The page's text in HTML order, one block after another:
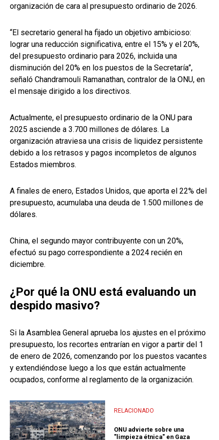
organización de cara al presupuesto ordinario de 2026.
“El secretario general ha fijado un objetivo ambicioso:
lograr una reducción significativa, entre el 15% y el 20%,
del presupuesto ordinario para 2026, incluida una
disminución del 20% en los puestos de la Secretaría”,
señaló Chandramouli Ramanathan, contralor de la ONU, en
el mensaje dirigido a los directivos.
Actualmente, el presupuesto ordinario de la ONU para
2025 asciende a 3.700 millones de dólares. La
organización atraviesa una crisis de liquidez persistente
debido a los retrasos y pagos incompletos de algunos
Estados miembros.
A finales de enero, Estados Unidos, que aporta el 22% del
presupuesto, acumulaba una deuda de 1.500 millones de
dólares.
China, el segundo mayor contribuyente con un 20%,
efectuó su pago correspondiente a 2024 recién en
diciembre.
¿Por qué la ONU está evaluando un
despido masivo?
Si la Asamblea General aprueba los ajustes en el próximo
presupuesto, los recortes entrarían en vigor a partir del 1
de enero de 2026, comenzando por los puestos vacantes
y extendiéndose luego a los que están actualmente
ocupados, conforme al reglamento de la organización.
RELACIONADO
ONU advierte sobre una
"limpieza étnica" en Gaza